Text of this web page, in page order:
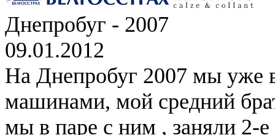
Днепробуг - 2007
09.01.2012
На Днепробуг 2007 мы уже
машинами, мой средний
мы в паре с ним , заняли 2-